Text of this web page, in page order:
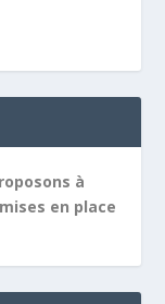
à
en place